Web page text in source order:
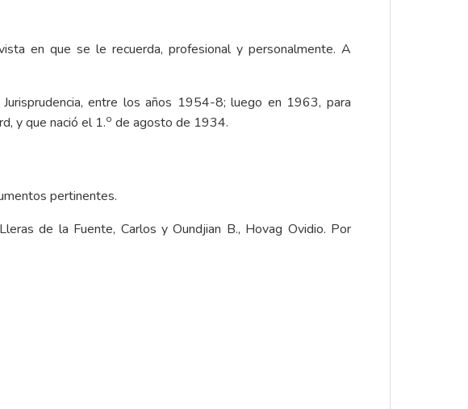
en que se le recuerda, profesional y personalmente. A
entre los años 1954-8; luego en 1963, para
y que nació el 1.o de agosto de 1934.
pertinentes.
de la Fuente, Carlos y Oundjian B., Hovag Ovidio. Por